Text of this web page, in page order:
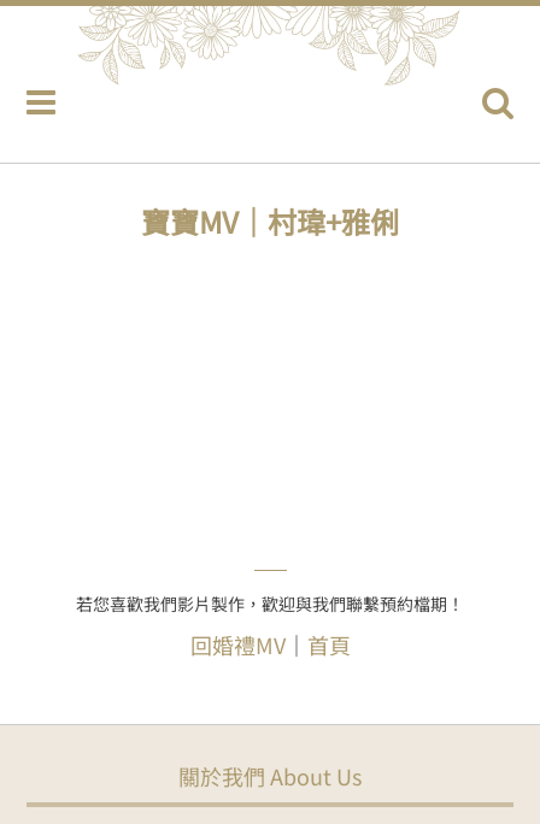
寶寶MV｜村瑋+雅俐
若您喜歡我們影片製作，歡迎與我們聯繫預約檔期！
回婚禮MV｜ 首頁
關於我們 About Us